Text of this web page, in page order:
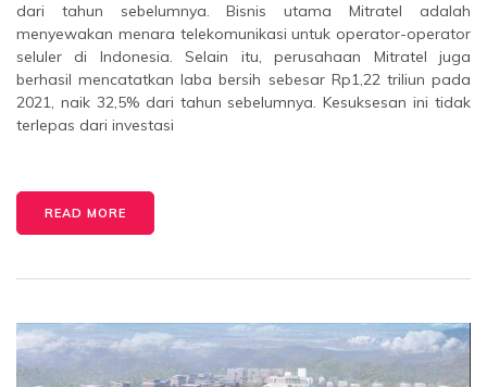
dari tahun sebelumnya. Bisnis utama Mitratel adalah
menyewakan menara telekomunikasi untuk operator-operator
seluler di Indonesia. Selain itu, perusahaan Mitratel juga
berhasil mencatatkan laba bersih sebesar Rp1,22 triliun pada
2021, naik 32,5% dari tahun sebelumnya. Kesuksesan ini tidak
terlepas dari investasi
READ MORE